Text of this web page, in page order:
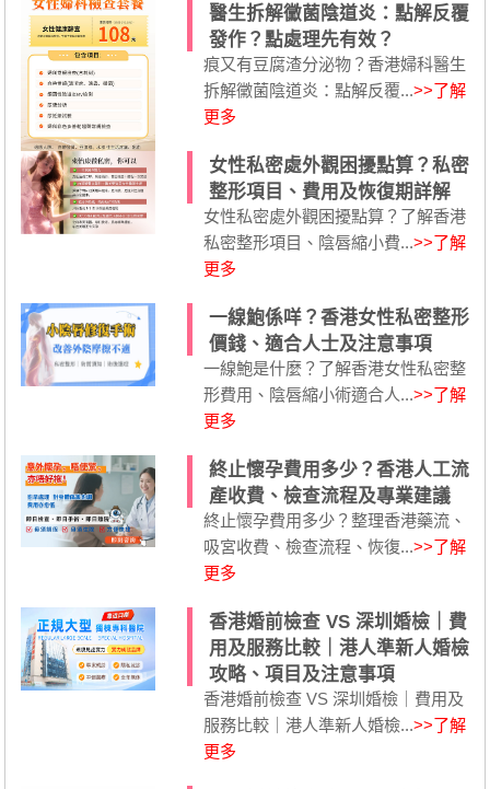
醫生拆解黴菌陰道炎：點解反覆
發作？點處理先有效？
痕又有豆腐渣分泌物？香港婦科醫生
拆解黴菌陰道炎：點解反覆...>>了解
更多
女性私密處外觀困擾點算？私密
整形項目、費用及恢復期詳解
女性私密處外觀困擾點算？了解香港
私密整形項目、陰唇縮小費...>>了解
更多
一線鮑係咩？香港女性私密整形
價錢、適合人士及注意事項
一線鮑是什麼？了解香港女性私密整
形費用、陰唇縮小術適合人...>>了解
更多
終止懷孕費用多少？香港人工流
產收費、檢查流程及專業建議
終止懷孕費用多少？整理香港藥流、
吸宮收費、檢查流程、恢復...>>了解
更多
香港婚前檢查 VS 深圳婚檢｜費
用及服務比較｜港人準新人婚檢
攻略、項目及注意事項
香港婚前檢查 VS 深圳婚檢｜費用及
服務比較｜港人準新人婚檢...>>了解
更多